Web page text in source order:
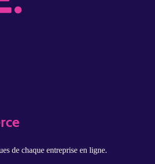
de chaque entreprise en ligne.